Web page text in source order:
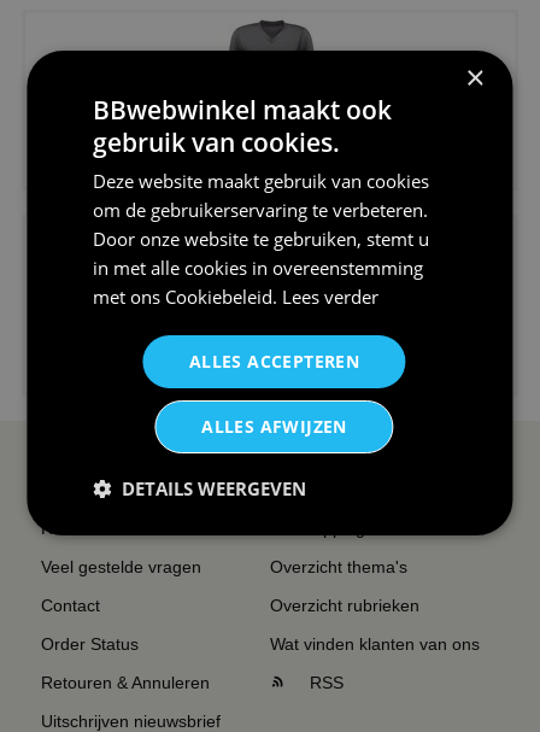
€24,95
Reviews
Veel gestelde vragen
Contact
Order Status
Retouren & Annuleren
Uitschrijven nieuwsbrief
Overzicht thema's
Overzicht rubrieken
Wat vinden klanten van ons
RSS
×
BBwebwinkel maakt ook
gebruik van cookies.
Deze website maakt gebruik van cookies
om de gebruikerservaring te verbeteren.
Door onze website te gebruiken, stemt u
in met alle cookies in overeenstemming
met ons Cookiebeleid. Lees verder
ALLES ACCEPTEREN
ALLES AFWIJZEN
DETAILS WEERGEVEN